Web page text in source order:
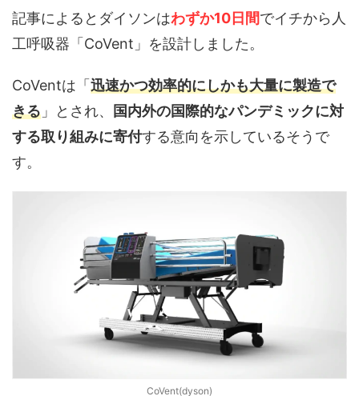
記事によるとダイソンはわずか10日間でイチから人
工呼吸器「CoVent」を設計しました。
CoVentは「迅速かつ効率的にしかも大量に製造で
きる 」とされ、 国内外の国際的なパンデミックに対
する取り組みに寄付する意向を示しているそうで
す。
CoVent(dyson)